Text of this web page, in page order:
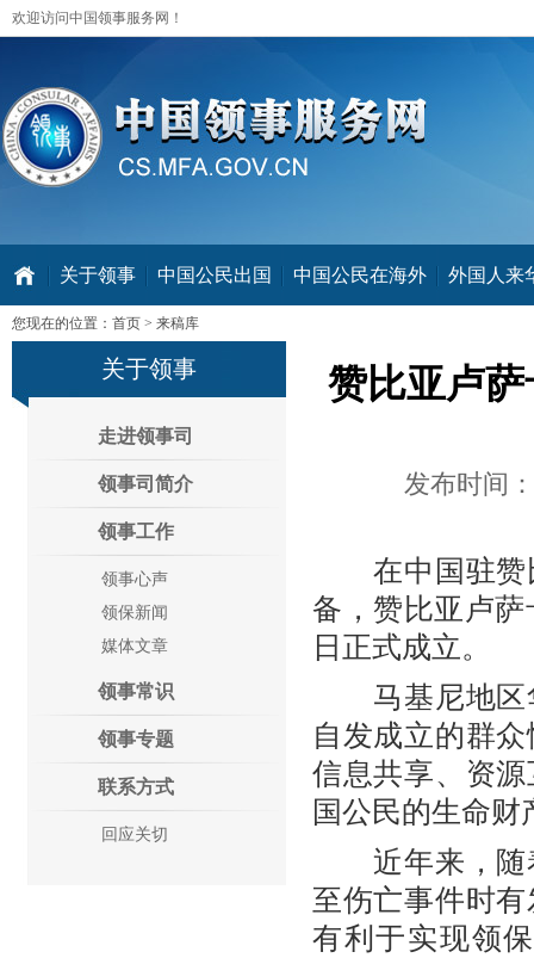
欢迎访问中国领事服务网！
关于领事 中国公民出国 中国公民在海外 外国人来
您现在的位置： 首页 > 来稿库
关于领事
走进领事司
领事司简介
领事工作
领事心声
领保新闻
媒体文章
领事常识
领事专题
联系方式
回应关切
赞比亚卢
发布时间
在中国驻赞比
备，赞比亚卢
日正式成立。
马基尼地区华
自发成立的群
信息共享、资
国公民的生命财
近年来，随着
至伤亡事件时
有利于实现领